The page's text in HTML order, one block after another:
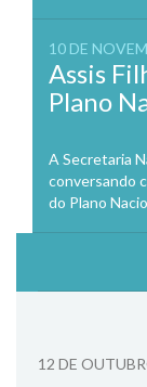
10 DE
Assis
Plano
A Secretaria
conversando
do Plano
12 DE